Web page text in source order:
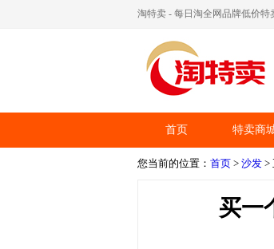
淘特卖 - 每日淘全网品牌低价特
首页 特卖商
您当前的位置： 首页 > 沙发 >
买一